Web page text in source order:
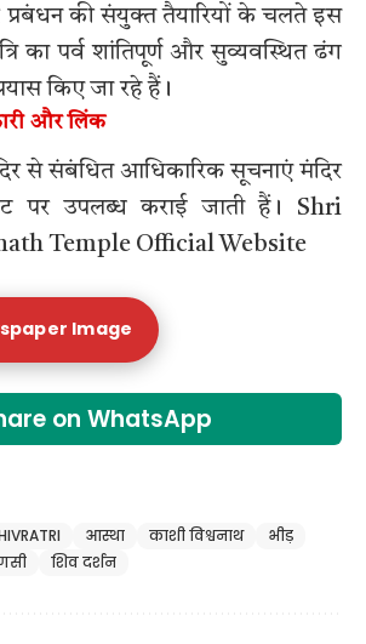
प्रबंधन की संयुक्त तैयारियों के चलते इस
का पर्व शांतिपूर्ण और सुव्यवस्थित ढंग
किए जा रहे हैं।
और लिंक
से संबंधित आधिकारिक सूचनाएं मंदिर
पर उपलब्ध कराई जाती हैं। Shri
Temple Official Website
Image
on WhatsApp
आस्था काशी विश्वनाथ
भीड़
शिव दर्शन